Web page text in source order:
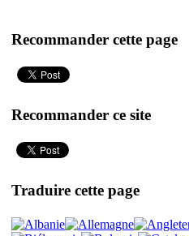
Recommander cette page
Recommander ce site
Traduire cette page